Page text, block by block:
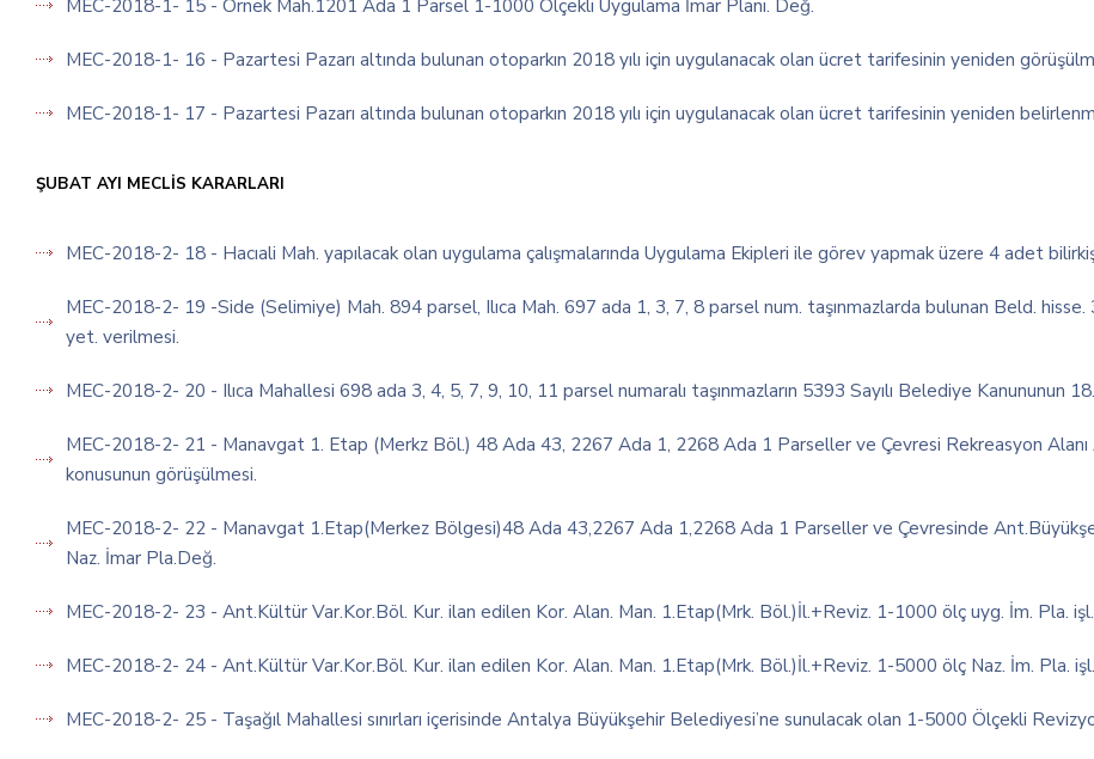
MEC-2018-1- 15 - Örnek Mah.1201 Ada 1 Parsel 1-1000 Ölçekli Uygulama İmar Planı. Değ.
MEC-2018-1- 16 - Pazartesi Pazarı altında bulunan otoparkın 2018 yılı için uygulanacak olan ücret tarifesinin yeniden
MEC-2018-1- 17 - Pazartesi Pazarı altında bulunan otoparkın 2018 yılı için uygulanacak olan ücret tarifesinin yeniden
ŞUBAT AYI MECLİS KARARLARI
MEC-2018-2- 18 - Hacıali Mah. yapılacak olan uygulama çalışmalarında Uygulama Ekipleri ile görev yapmak üzere 4 adet
MEC-2018-2- 19 -Side (Selimiye) Mah. 894 parsel, Ilıca Mah. 697 ada 1, 3, 7, 8 parsel num. taşınmazlarda bulunan Beld. hisse.
yet. verilmesi.
MEC-2018-2- 20 - Ilıca Mahallesi 698 ada 3, 4, 5, 7, 9, 10, 11 parsel numaralı taşınmazların 5393 Sayılı Belediye Kanununun
MEC-2018-2- 21 - Manavgat 1. Etap (Merkz Böl.) 48 Ada 43, 2267 Ada 1, 2268 Ada 1 Parseller ve Çevresi Rekreasyon Alanı
konusunun görüşülmesi.
MEC-2018-2- 22 - Manavgat 1.Etap(Merkez Bölgesi)48 Ada 43,2267 Ada 1,2268 Ada 1 Parseller ve Çevresinde
Naz. İmar Pla.Değ.
MEC-2018-2- 23 - Ant.Kültür Var.Kor.Böl. Kur. ilan edilen Kor. Alan. Man. 1.Etap(Mrk. Böl.)İl.+Reviz. 1-1000 ölç uyg. İm. Pla.
MEC-2018-2- 24 - Ant.Kültür Var.Kor.Böl. Kur. ilan edilen Kor. Alan. Man. 1.Etap(Mrk. Böl.)İl.+Reviz. 1-5000 ölç Naz. İm. Pla.
MEC-2018-2- 25 - Taşağıl Mahallesi sınırları içerisinde Antalya Büyükşehir Belediyesi’ne sunulacak olan 1-5000 Ölçekli